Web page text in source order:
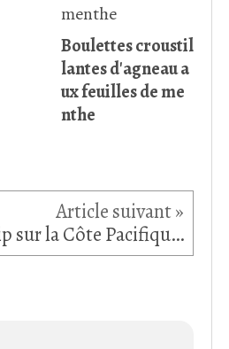
Boulettes croustil
lantes d'agneau a
ux feuilles de me
nthe
Road Trip sur la Côte Pacifique dans l'Oregon aux USA... (6) Les Dunes de l'Oregon